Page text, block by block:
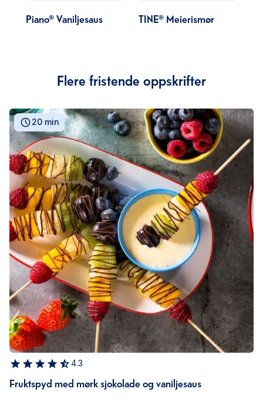
Piano® Vaniljesaus TINE® Meierismør
Flere fristende oppskrifter
20 min
4.3
Fruktspyd med mørk sjokolade og vaniljesaus